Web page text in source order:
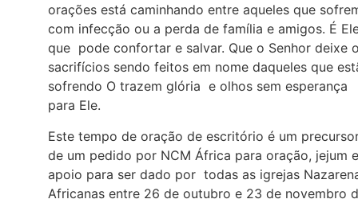
orações está caminhando entre aqueles que
com infecção ou a perda de família e amigos. É
que pode confortar e salvar. Que o Senhor deixe
sacrifícios sendo feitos em nome daqueles que
sofrendo O trazem glória e olhos sem esperança
para Ele.
Este tempo de oração de escritório é um
de um pedido por NCM África para oração, jejum e
apoio para ser dado por todas as igrejas
Africanas entre 26 de outubro e 23 de novembro